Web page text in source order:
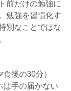
前だけの勉強に
勉強を習慣化す
別なことではな
後の30分）
手の届かない